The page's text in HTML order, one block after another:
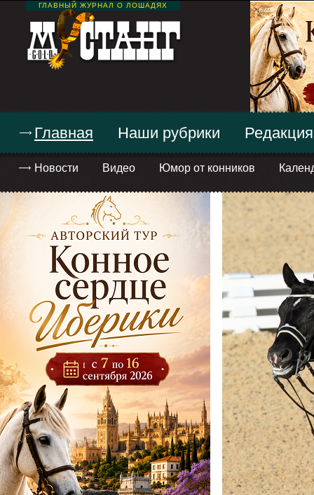
ГЛАВНЫЙ ЖУРНАЛ О ЛОШАДЯХ
Главная
Новости Видео Юмор от конников
Наши рубрики Редакция